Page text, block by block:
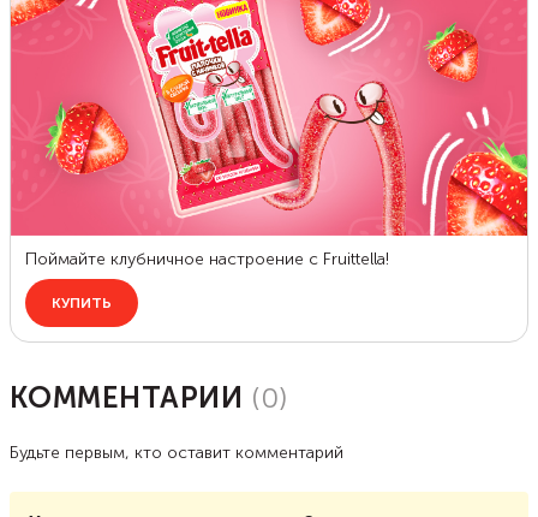
КОММЕНТАРИИ (0)
Будьте первым, кто оставит комментарий